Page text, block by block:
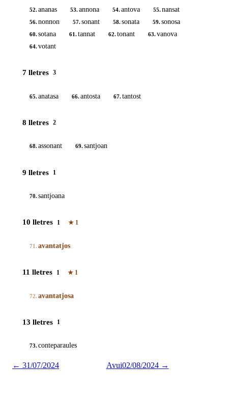
52.ananas 53.annona 54.antova 55.nansat
56.nonnon 57.sonant 58.sonata 59.sonosa
60.sotana 61.tannat 62.tonant 63.vanova
64.votant
7 lletres 3
65.anatasa 66.antosta 67.tantost
8 lletres 2
68.assonant 69.santjoan
9 lletres 1
70.santjoana
10 lletres 1 ★ 1
71. avantatjos
11 lletres 1 ★ 1
72. avantatjosa
13 lletres 1
73.conteparaules
← 31/07/2024 Avui02/08/2024→